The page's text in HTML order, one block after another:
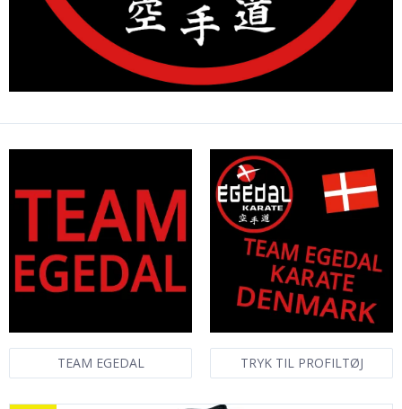
TEAM EGEDAL TRYK TIL PROFILTØJ